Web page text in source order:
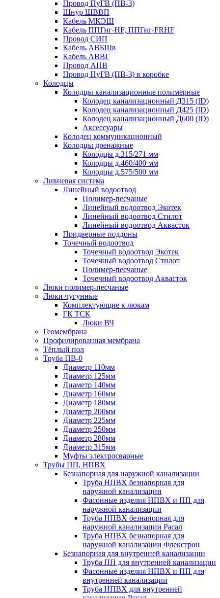
Провод ПуГВ (ПВ-3)
Шнур ШВВП
Кабель МКЭШ
Кабель ППГнг-HF, ППГнг-FRHF
Провод СИП
Кабель АВБШв
Кабель АВВГ
Провод АПВ
Провод ПуГВ (ПВ-3) в коробке
Колодцы
Колодцы канализационные полимерные
Колодец канализационный Д315 (ID)
Колодец канализационный Д425 (ID)
Колодец канализационный Д600 (ID)
Аксессуары
Колодец коммуникационный
Колодцы дренажные
Колодцы д.315/271 мм
Колодцы д.460/400 мм
Колодцы д.575/500 мм
Ливневая система
Линейный водоотвод
Полимер-песчаные
Линейный водоотвод Экотек
Линейный водоотвод Стилот
Линейный водоотвод Аквасток
Придверные поддоны
Точечный водоотвод
Точечный водоотвод Экотек
Точечный водоотвод Стилот
Полимер-песчаные
Точечный водоотвод Аквасток
Люки полимер-песчаные
Люки чугунные
Комплектующие к люкам
ГК ТСК
Люки ВЧ
Геомембрана
Профилированная мембрана
Тёплый пол
Труба ПВ-0
Диаметр 110мм
Диаметр 125мм
Диаметр 140мм
Диаметр 160мм
Диаметр 180мм
Диаметр 200мм
Диаметр 225мм
Диаметр 250мм
Диаметр 280мм
Диаметр 315мм
Муфты электросварные
Трубы ПП, НПВХ
Безнапорная для наружной канализации
Труба НПВХ безнапорная для
наружной канализации
Фасонные изделия НПВХ и ПП для
наружной канализации
Труба НПВХ безнапорная для
наружной канализации Расал
Труба НПВХ безнапорная для
наружной канализации Флекстрон
Безнапорная для внутренней канализации
Труба ПП для внутренней канализации
Фасонные изделия НПВХ и ПП для
внутренней канализации
Труба НПВХ для внутренней